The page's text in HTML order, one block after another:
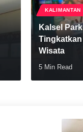
KALIMANTAN
Kalsel
Wisata
5 Min Read